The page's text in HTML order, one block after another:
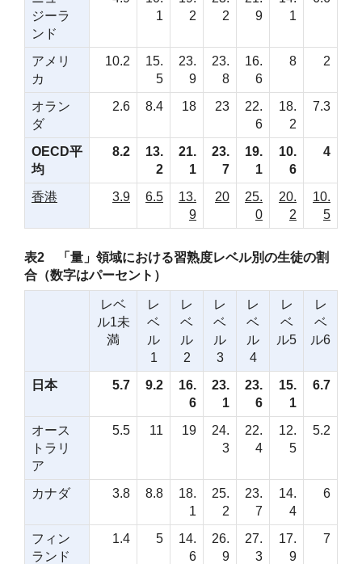
ジーラ
ンド
1
2
2
9
1
アメリ
カ
10.2
15.
5
23.
9
23.
8
16.
6
8 2
オラン
ダ
2.6 8.4 18 23
22.
6
18.
2
7.3
OECD平
均
8.2
13.
2
21.
1
23.
7
19.
1
10.
6
4
香港 3.9 6.5
13.
9
20
25.
0
20.
2
10.
5
表2 「量」領域における習熟度レベル別の生徒の割
合（数字はパーセント）
レベ
ル1未
満
レ
ベ
ル
1
レ
ベ
ル
2
レ
ベ
ル
3
レ
ベ
ル
4
レ
ベ
ル5
レ
ベ
ル6
日本 5.7 9.2
16.
6
23.
1
23.
6
15.
1
6.7
オース
トラリ
ア
5.5 11 19
24.
3
22.
4
12.
5
5.2
カナダ 3.8 8.8
18.
1
25.
2
23.
7
14.
4
6
フィン
ランド
1.4 5
14.
6
26.
9
27.
3
17.
9
7